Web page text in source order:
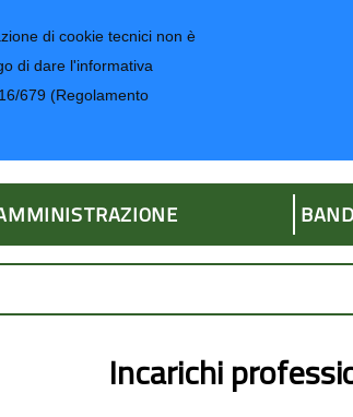
di cookie tecnici non è
di dare l'informativa
679 (Regolamento
Incarichi